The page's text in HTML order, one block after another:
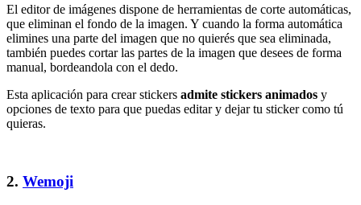
El editor de imágenes dispone de herramientas de corte automáticas,
que eliminan el fondo de la imagen. Y cuando la forma automática
elimines una parte del imagen que no quierés que sea eliminada,
también puedes cortar las partes de la imagen que desees de forma
manual, bordeandola con el dedo.
Esta aplicación para crear stickers admite stickers animados y
opciones de texto para que puedas editar y dejar tu sticker como tú
quieras.
2. Wemoji